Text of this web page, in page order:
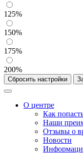
125%
150%
175%
200%
Сбросить настройки
О центре
Как
Наши
Отзывы о
Новости